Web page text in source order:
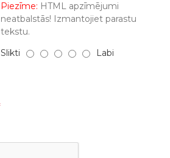
Piezīme: HTML apzīmējumi
neatbalstās! Izmantojiet parastu
tekstu.
Slikti Labi